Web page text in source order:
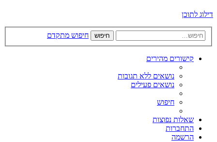
דילוג לתוכן
חיפוש חיפוש מתקדם
קישורים מהירים
נושאים ללא תגובות
נושאים פעילים
חיפוש
שאלות נפוצות
התחברות
הרשמה